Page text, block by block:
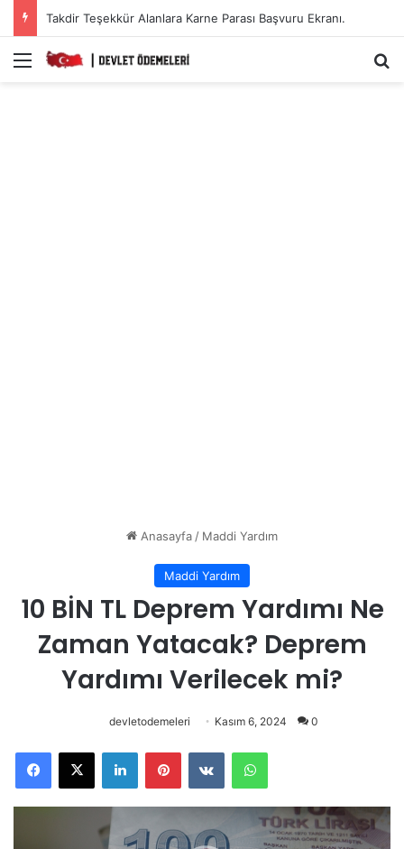
Takdir Teşekkür Alanlara Karne Parası Başvuru Ekranı.
Menü
Anasayfa/ Maddi Yardım
Maddi Yardım
10 BİN TL Deprem Yardımı Ne
Zaman Yatacak? Deprem
Yardımı Verilecek mi?
devletodemeleri Kasım 6, 2024 0